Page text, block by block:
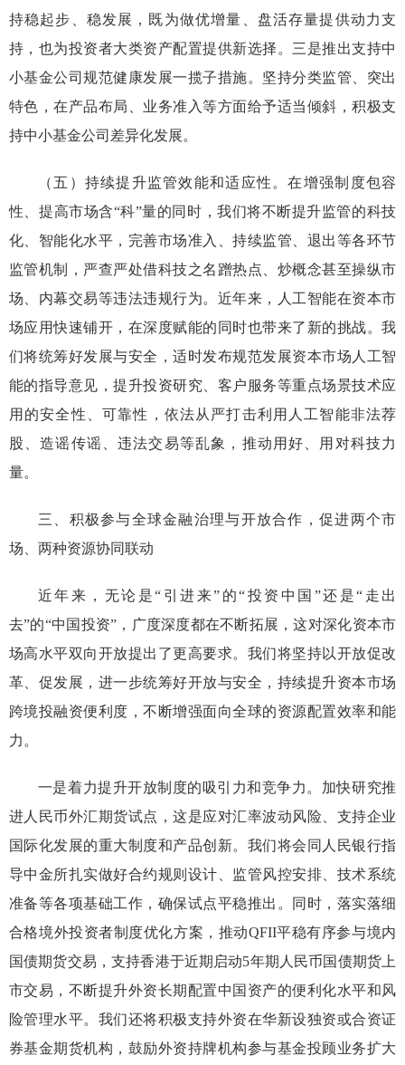
持稳起步、稳发展，既为做优增量、盘活存量提供动力支
持，也为投资者大类资产配置提供新选择。三是推出支持中
小基金公司规范健康发展一揽子措施。坚持分类监管、突出
特色，在产品布局、业务准入等方面给予适当倾斜，积极支
持中小基金公司差异化发展。
（五 ） 持续提升监管效能和适应性。在增强制度包容
性、提高市场含“科”量的同时，我们将不断提升监管的科技
化、智能化水平，完善市场准入、持续监管、退出等各环节
监管机制 ， 严查严处借科技之名蹭热点、炒概念甚至操纵市
场、内幕交易等违法违规行为。 近年来，人工智能在资本市
场应用快速铺开，在深度赋能的同时也带来了新的挑战。我
们将统筹好发展与安全 ，适时发布规范发展资本市场人工智
能的指导意见 ，提升投资研究、客户服务等重点场景技术应
用的安全性、可靠性 ， 依法从严打击利用 人工智能非法荐
股、造谣传谣、违法交易等乱象 ， 推动用好、用对科技力
量。
三、积极参与全球金融治理与开放合作， 促进两个市
场、两种资源协同联动
近年来，无论是“ 引进来” 的“投资中国 ”还是“ 走出
去”的“中国投资” ，广度深度都在不断拓展，这对深化资本市
场高水平双向开放提出了更高要求。 我们将坚持以开放促改
革、促发展，进一步统筹好开放与安全，持续提升资本市场
跨境投融资便利度，不断增强面向全球的资源配置效率和能
力。
一是着力提升开放制度的吸引力和竞争力。 加快研究推
进人民币外汇期货试点，这是应对汇率波动风险、支持企业
国际化发展的重大制度和产品创新。我们将会同人民银行指
导中金所扎实做好合约规则设计、监管风控安排、技术系统
准备等各项基础工作，确保试点平稳推出。同时， 落实落细
合格境外投资者制度优化方案，推动QFII平稳有序参与境内
国债期货交易，支持香港于近期启动5年期人民币国债期货上
市交易，不断提升外资长期配置中国资产的便利化水平和风
险管理水平。我们还将积极支持外资在华新设独资或合资证
券基金期货机构， 鼓励外资持牌机构参与基金投顾业务扩大